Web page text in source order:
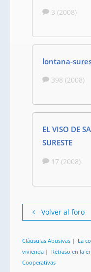
3 (2008)
lontana-
398 (2008)
EL VISO DE
SURESTE
17 (2008)
Volver al foro
Cláusulas Abusivas | La
vivienda | Retraso en la
Cooperativas